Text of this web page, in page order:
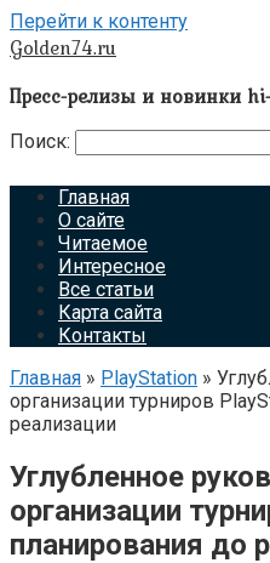
Перейти к контенту
Golden74.ru
Пресс-релизы и новинки
Поиск:
Главная
О сайте
Читаемое
Интересное
Все статьи
Карта сайта
Контакты
Главная » PlayStation »
организации турниров
реализации
Углубленное
организации
планирования до